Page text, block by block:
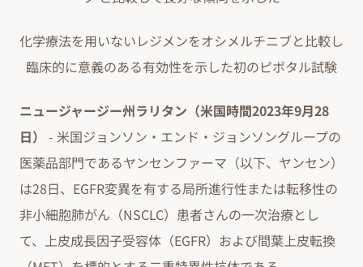
化学療法を用いないレジメンをオシメルチニブと比較し
臨床的に意義のある有効性を示した初のピボタル試験
ニュージャージー州ラリタン（米国時間2023年9月28
日） - 米国ジョンソン・エンド・ジョンソングループの
医薬品部門であるヤンセンファーマ（以下、ヤンセン）
は28日、EGFR変異を有する局所進行性または転移性の
非小細胞肺がん（NSCLC）患者さんの一次治療とし
て、上皮成長因子受容体（EGFR）および間葉上皮転換